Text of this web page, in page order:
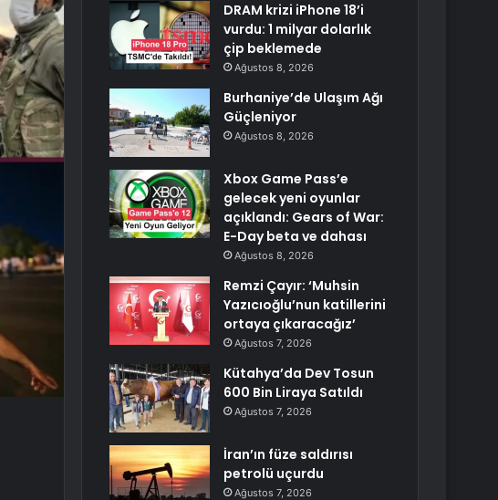
DRAM krizi iPhone 18’i
vurdu: 1 milyar dolarlık
çip beklemede
Ağustos 8, 2026
Burhaniye’de Ulaşım Ağı
Güçleniyor
Ağustos 8, 2026
Xbox Game Pass’e
gelecek yeni oyunlar
açıklandı: Gears of War:
E-Day beta ve dahası
Ağustos 8, 2026
Remzi Çayır: ‘Muhsin
Yazıcıoğlu’nun katillerini
ortaya çıkaracağız’
Ağustos 7, 2026
Kütahya’da Dev Tosun
600 Bin Liraya Satıldı
Ağustos 7, 2026
İran’ın füze saldırısı
petrolü uçurdu
Ağustos 7, 2026